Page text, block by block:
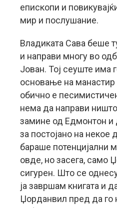
епископи и
мир и послушание.
Владиката Сава беше
и направи многу во
Јован. Тој сеуште има
основање на манастир
обично е
нема да направи
замине од Едмонтон и
за постојано на некое
бараше потенцијални
овде, но засега, само
сигурен. Што се
ја завршам книгата и
Џорданвил пред да го